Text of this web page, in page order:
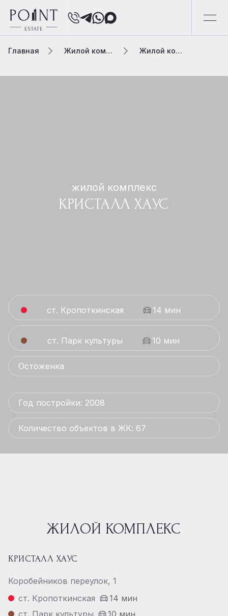
Главная Жилой комплекс Жилой комплекс кристалл хаус
жилой комплекс
КРИСТАЛЛ ХАУС
ст. Кропоткинская 14 мин
ст. Парк культуры 10 мин
Остоженка
Год постройки: 2008
Количество объектов в ЖК: 67
ЖИЛОЙ КОМПЛЕКС
КРИСТАЛЛ ХАУС
Коробейников переулок, 1
ст. Кропоткинская
14 мин
ст. Парк культуры
10 мин